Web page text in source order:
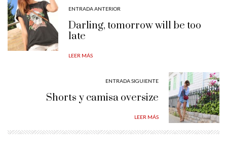
ENTRADA ANTERIOR
Darling, tomorrow will be too
late
LEER MÁS
ENTRADA SIGUIENTE
Shorts y camisa oversize
LEER MÁS